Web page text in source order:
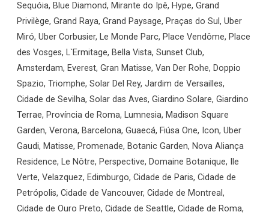
Sequóia, Blue Diamond, Mirante do Ipê, Hype, Grand
Privilège, Grand Raya, Grand Paysage, Praças do Sul, Uber
Miró, Uber Corbusier, Le Monde Parc, Place Vendôme, Place
des Vosges, L`Ermitage, Bella Vista, Sunset Club,
Amsterdam, Everest, Gran Matisse, Van Der Rohe, Doppio
Spazio, Triomphe, Solar Del Rey, Jardim de Versailles,
Cidade de Sevilha, Solar das Aves, Giardino Solare, Giardino
Terrae, Província de Roma, Lumnesia, Madison Square
Garden, Verona, Barcelona, Guaecá, Fiúsa One, Icon, Uber
Gaudi, Matisse, Promenade, Botanic Garden, Nova Aliança
Residence, Le Nôtre, Perspective, Domaine Botanique, Ile
Verte, Velazquez, Edimburgo, Cidade de Paris, Cidade de
Petrópolis, Cidade de Vancouver, Cidade de Montreal,
Cidade de Ouro Preto, Cidade de Seattle, Cidade de Roma,